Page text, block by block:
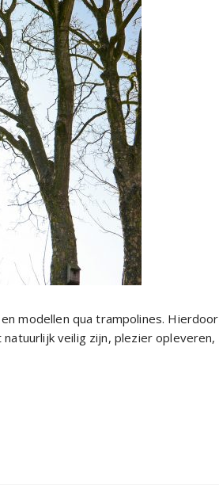
modellen qua trampolines. Hierdoor
veilig zijn, plezier opleveren,